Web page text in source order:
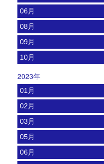
06月
08月
09月
10月
2023年
01月
02月
03月
05月
06月